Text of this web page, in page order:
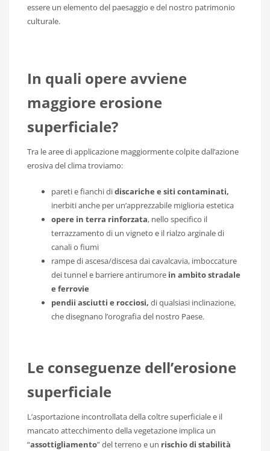
essere un elemento del paesaggio e del nostro patrimonio
culturale.
In quali opere avviene
maggiore erosione
superficiale?
Tra le aree di applicazione maggiormente colpite dall’azione
erosiva del clima troviamo:
pareti e fianchi didiscariche e siti contaminati,
inerbiti anche per un’apprezzabile miglioria estetica
opere in terra rinforzata, nello specifico il
terrazzamento di un vigneto e il rialzo arginale di
canali o fiumi
rampe di ascesa/discesa dai cavalcavia, imboccature
dei tunnel e barriere antirumore in ambito stradale
e ferrovie
pendii asciutti e rocciosi, di qualsiasi inclinazione,
che disegnano l’orografia del nostro Paese.
Le conseguenze dell’erosione
superficiale
L’asportazione incontrollata della coltre superficiale e il
mancato attecchimento della vegetazione implica un
“assottigliamento” del terreno e un rischio di stabilità